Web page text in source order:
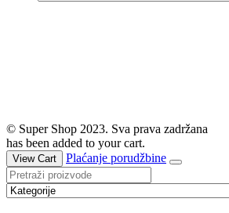
© Super Shop 2023. Sva prava zadržana
has been added to your cart.
View Cart Plaćanje porudžbine